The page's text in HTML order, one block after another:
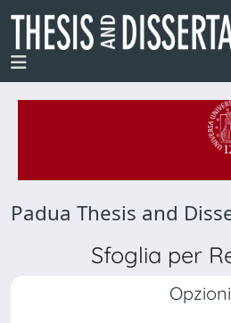
Padua Thesis and
Sfoglia per
Opzioni